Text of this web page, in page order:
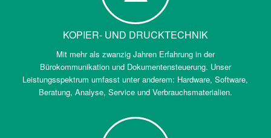
KOPIER- UND DRUCKTECHNIK
Mit mehr als zwanzig Jahren Erfahrung in der
Bürokommunikation und Dokumentensteuerung. Unser
Leistungsspektrum umfasst unter anderem: Hardware, Software,
Beratung, Analyse, Service und Verbrauchsmaterialien.